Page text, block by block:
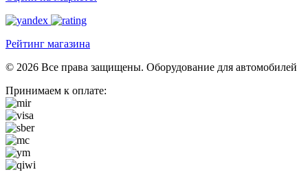
Рейтинг магазина
© 2026 Все права защищены. Оборудование для автомобилей
Принимаем к оплате: